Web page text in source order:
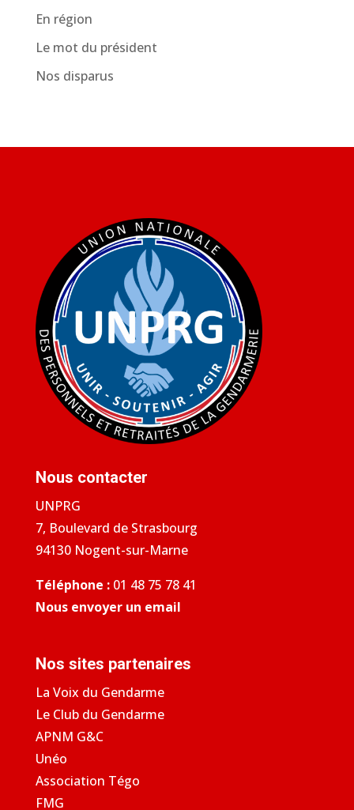
En région
Le mot du président
Nos disparus
Nous contacter
UNPRG
7, Boulevard de Strasbourg
94130 Nogent-sur-Marne
Téléphone :01 48 75 78 41
Nous envoyer un email
Nos sites partenaires
La Voix du Gendarme
Le Club du Gendarme
APNM G&C
Unéo
Association Tégo
FMG